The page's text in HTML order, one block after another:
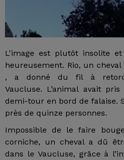
L'image est plutôt insolite
heureusement. Rio, un
, a donné du fil à
Vaucluse. L’animal avait
demi-tour en bord de falaise.
près de quinze personnes.
Impossible de le faire
corniche, un cheval a dû
dans le Vaucluse, grâce à